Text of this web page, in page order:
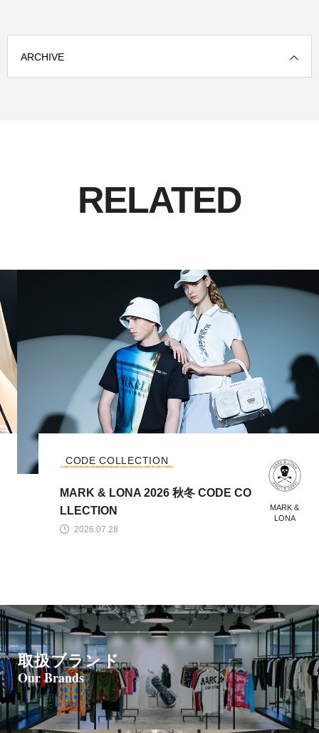
ARCHIVE
RELATED
MARK &
LONA
2026.07.28
CODE COLLECTION
MARK & LONA 2026 秋冬 CODE CO
LLECTION
取扱ブランド
Our Brands